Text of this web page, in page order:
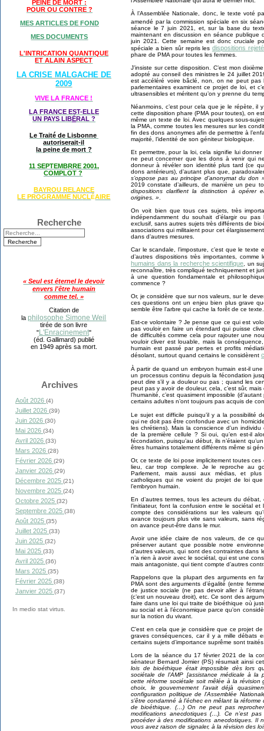
PEINE DE MORT :
POUR OU CONTRE ?
MES ARTICLES DE FOND
MES DOCUMENTS
L'INTRICATION QUANTIQUE
ET ALAIN ASPECT
LA CRISE MALGACHE DE
2009
VIVE LA FRANCE !
LA FRANCE EST-ELLE
UN PAYS LIBÉRAL ?
Le Traité de Lisbonne
autoriserait-il
la peine de mort ?
11 SEPTEMBRRE 2001,
COMPLOT ?
BAYROU RELANCE
LE PROGRAMME NUCLÉAIRE
Recherche
« Seul est éternel le devoir
envers l'être humain
comme tel. »
Citation de
laphilosophe Simone Weil
tirée de son livre
"L'Enracinement"
(éd. Gallimard) publié
en 1949 après sa mort.
Archives
Août 2026 (4)
Juillet 2026 (39)
Juin 2026 (30)
Mai 2026 (34)
Avril 2026 (33)
Mars 2026 (28)
Février 2026 (29)
Janvier 2026 (29)
Décembre 2025 (21)
Novembre 2025 (24)
Octobre 2025 (32)
Septembre 2025 (38)
Août 2025 (35)
Juillet 2025 (33)
Juin 2025 (32)
Mai 2025 (33)
Avril 2025 (36)
Mars 2025 (35)
Février 2025 (38)
Janvier 2025 (37)
In medio stat virtus.
À l’Assemblée Nationale, donc, le texte voté
amendé par la commission spéciale en six
séance le 7 juin 2021, et, sur la base du
maintenant en discussion en séance publique
juin 2021. Cette semaine est donc cruciale
spéciale a bien sûr repris les dispositions
phare de PMA pour toutes les femmes.
J’insiste sur cette disposition. C’est mon
adopté au conseil des ministres le 24 juillet
est accéléré voire bâclé, non, on ne peut
parlementaires examinent ce projet de loi, et
ultrasensibles et méritent qu’on y prenne du
Néanmoins, c’est pour cela que je le répète,
cette disposition phare (PMA pour toutes), on
même un texte de loi. Avec quelques sous-
la PMA, comme toutes les mesures sur les
fin des dons anonymes afin de permettre à
majorité, l’identité de son géniteur biologique.
Et permettre, pour la loi, cela signifie lui
ne peut concerner que les dons à venir qui
donneur à révéler son identité plus tard (ce
dons antérieurs), d’autant plus que,
s’oppose pas au principe d’anonymat du don
2019 constate d’ailleurs, de manière un peu
dispositions clarifient la distinction à opérer
origines. ».
On voit bien que tous ces sujets, très
indépendamment du souhait d’élargir ou
exclusif, sans autres sujets très différents de
associations qui militaient pour cet
dans d’autres mesures.
Car le scandale, l’imposture, c’est que le
d’autres dispositions très importantes,
humains dans la recherche scientifique, un
reconnaître, très compliqué techniquement et
à une question fondamentale et
commence ?
Or, je considère que sur nos valeurs, sur le
ces questions ont un enjeu bien plus grave
semble être l’arbre qui cache la forêt de ce texte.
Est-ce volontaire ? Je pense que ce qui est
pas vouloir en faire un étendard qui puisse
de difficultés comme cela pour rajouter une
vouloir cliver est louable, mais la
humain est passé par pertes et profits
désolant, surtout quand certains le considèrent
À partir de quand un embryon humain est-il
un processus continu depuis la fécondation
peut dire s’il y a douleur ou pas ; quand les
peut pas y avoir de douleur, cela, c’est sûr,
l’humanité, c’est quasiment impossible
certains adultes n’ont toujours pas acquis de
Le sujet est difficile puisqu’il y a la possibilité
qui ne doit pas être confondue avec un
les chrétiens). Mais la conscience d’un
de la première cellule ? Si oui, qu’en est-il
fécondation, puisqu’au début, ils n’étaient
êtres humains totalement différents même si
Or, ce texte de loi pose implicitement toutes
lieu, car trop complexe. Je le reproche au
Parlement, mais aussi aux médias, et plus
catholiques qui ne voient du projet de loi
l’embryon humain.
En d’autres termes, tous les acteurs du
l’initiateur, font la confusion entre le sociétal
compte des considérations sur les valeurs
avance toujours plus vite sans valeurs, sans
on avance peut-être dans le mur.
Avoir une idée claire de nos valeurs, de ce
préserver autant que possible notre
d’autres valeurs, qui sont des contraintes dans
n’a rien à avoir avec le sociétal, qui est une
mais antagoniste, qui tient compte d’autres
Rappelons que la plupart des arguments en
PMA sont des arguments d’égalité (entre
de justice sociale (ne pas devoir aller à
(c’est un nouveau droit), etc. Ce sont des
faire dans une loi qui traite de bioéthique où
au social et à l’économique parce qu’on
sur la notion du vivant.
C’est en cela que je considère que ce projet
graves conséquences, car il y a mille débats
certains sujets d’importance suprême sont
Lors de la séance du 17 février 2021 de la
sénateur Bernard Jomier (PS) résumait ainsi
lois de bioéthique était impossible dès lors
sociétale de l’AMP [assistance médicale à la
cette réforme sociétale soit mêlée à la
choix, le gouvernement l’avait déjà
configuration politique de l’Assemblée
s’être condamné à l’échec en mêlant la
de bioéthique. (…) On ne peut pas
modifications anecdotiques (…). Ce n’est
procéder à des modifications anecdotiques. Il
vous avez raison de signaler, à la révision des